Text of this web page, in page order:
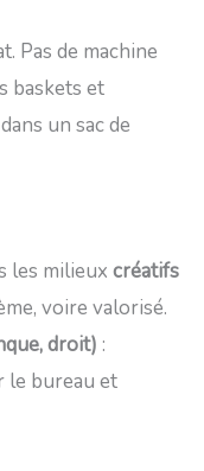
Pas de machine
baskets et
un sac de
les milieux créatifs
voire valorisé.
droit) :
le bureau et